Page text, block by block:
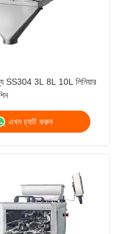
SS304 3L 8L 10L লিনিয়ার
এখন চ্যাট করুন